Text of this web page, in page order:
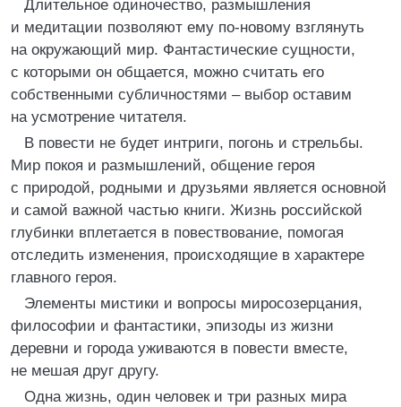
Длительное одиночество, размышления
и медитации позволяют ему по-новому взглянуть
на окружающий мир. Фантастические сущности,
с которыми он общается, можно считать его
собственными субличностями – выбор оставим
на усмотрение читателя.
В повести не будет интриги, погонь и стрельбы.
Мир покоя и размышлений, общение героя
с природой, родными и друзьями является основной
и самой важной частью книги. Жизнь российской
глубинки вплетается в повествование, помогая
отследить изменения, происходящие в характере
главного героя.
Элементы мистики и вопросы миросозерцания,
философии и фантастики, эпизоды из жизни
деревни и города уживаются в повести вместе,
не мешая друг другу.
Одна жизнь, один человек и три разных мира